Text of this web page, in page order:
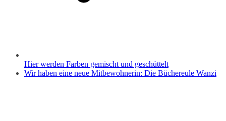
Hier werden Farben gemischt und geschüttelt
Wir haben eine neue Mitbewohnerin: Die Büchereule Wanzi